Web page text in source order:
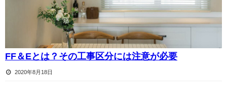
FF＆Eとは？その工事区分には注意が必要
2020年8月18日